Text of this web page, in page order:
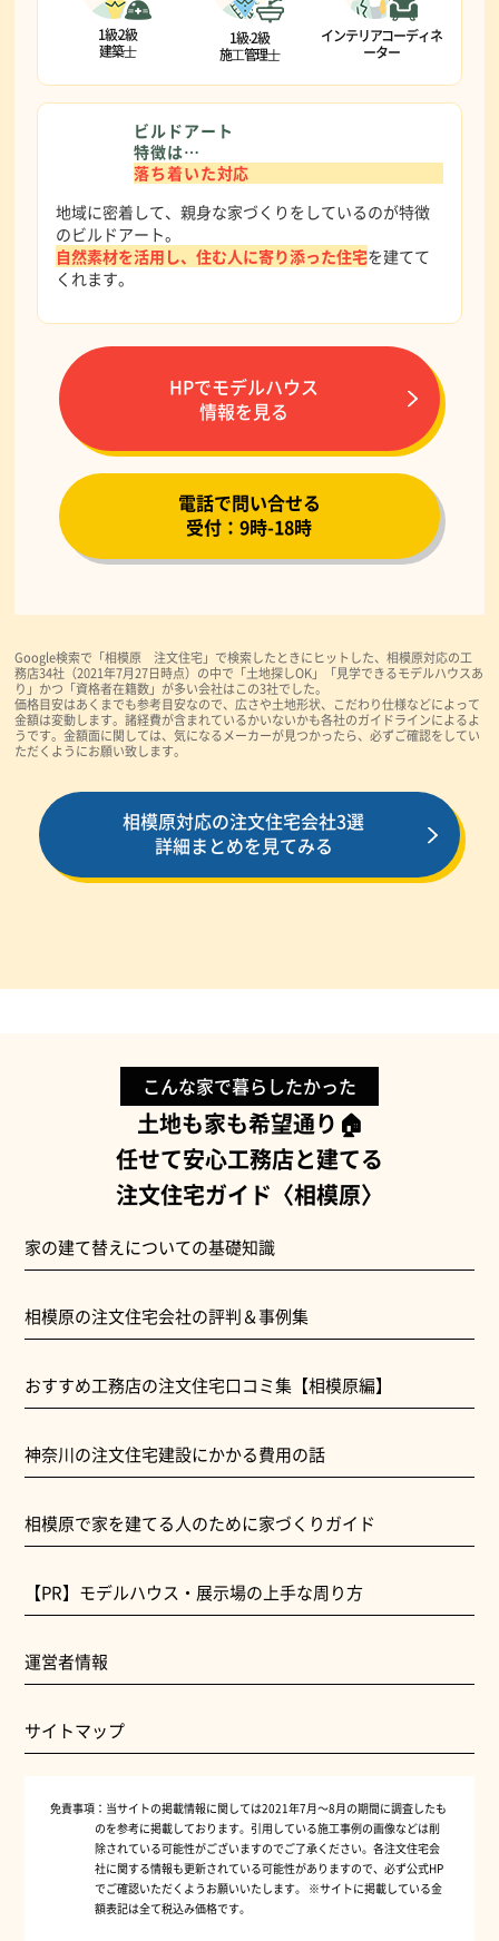
1級‧2級
建築⼠
1級‧2級
施⼯管理⼠
インテリアコーディネ
ーター
ビルドアート
特徴は…
落ち着いた対応
地域に密着して、親身な家づくりをしているのが特徴
のビルドアート。
自然素材を活用し、住む人に寄り添った住宅を建てて
くれます。
HPでモデルハウス
情報を見る
電話で問い合せる
受付：9時-18時
Google検索で「相模原 注文住宅」で検索したときにヒットした、相模原対応の工
務店34社（2021年7月27日時点）の中で「土地探しOK」「見学できるモデルハウスあ
り」かつ「資格者在籍数」が多い会社はこの3社でした。
価格目安はあくまでも参考目安なので、広さや土地形状、こだわり仕様などによって
金額は変動します。諸経費が含まれているかいないかも各社のガイドラインによるよ
うです。金額面に関しては、気になるメーカーが見つかったら、必ずご確認をしてい
ただくようにお願い致します。
相模原対応の注文住宅会社3選
詳細まとめを見てみる
こんな家で暮らしたかった
土地も家も希望通り🏠
任せて安心工務店と建てる
注文住宅ガイド〈相模原〉
家の建て替えについての基礎知識
相模原の注文住宅会社の評判＆事例集
おすすめ工務店の注文住宅口コミ集【相模原編】
神奈川の注文住宅建設にかかる費用の話
相模原で家を建てる人のために家づくりガイド
【PR】モデルハウス・展示場の上手な周り方
運営者情報
サイトマップ
免責事項： 当サイトの掲載情報に関しては2021年7月～8月の期間に調査したも
のを参考に掲載しております。引用している施工事例の画像などは削
除されている可能性がございますのでご了承ください。各注文住宅会
社に関する情報も更新されている可能性がありますので、必ず公式HP
でご確認いただくようお願いいたします。 ※サイトに掲載している金
額表記は全て税込み価格です。